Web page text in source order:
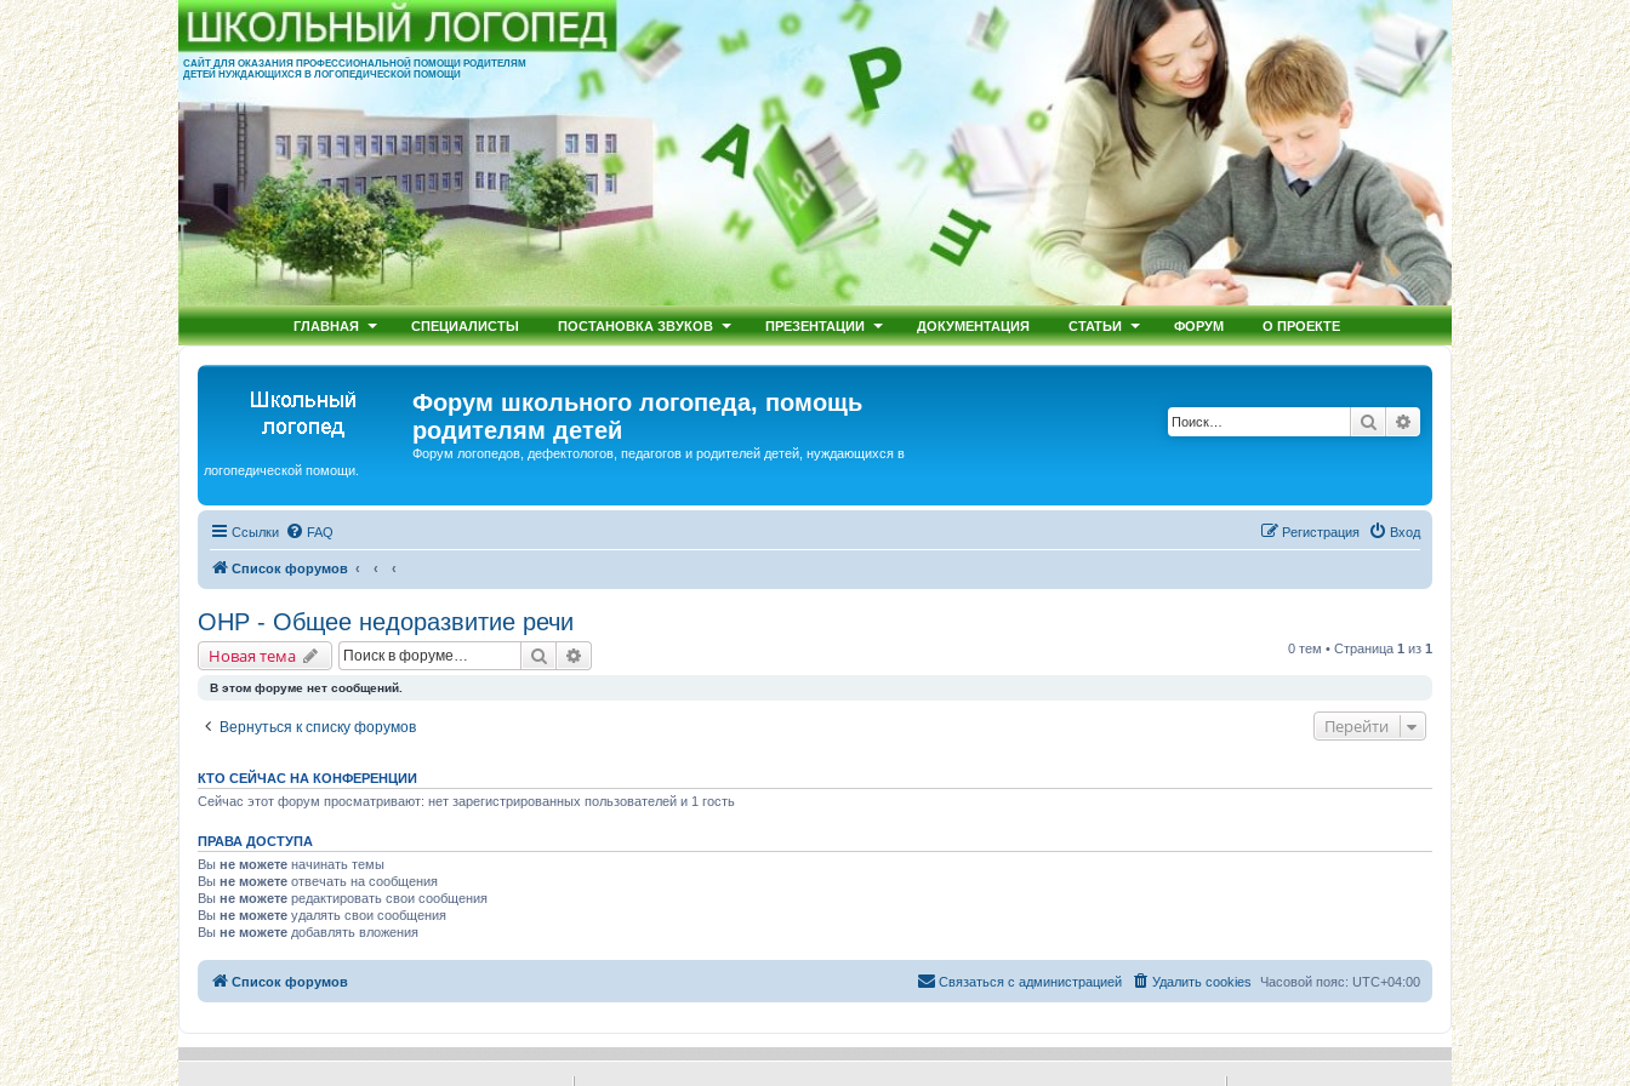
САЙТ ДЛЯ ОКАЗАНИЯ ПРОФЕССИОНАЛЬНОЙ ПОМОЩИ РОДИТЕЛЯМ
ДЕТЕЙ НУЖДАЮЩИХСЯ В ЛОГОПЕДИЧЕСКОЙ ПОМОЩИ
ГЛАВНАЯ СПЕЦИАЛИСТЫ ПОСТАНОВКА ЗВУКОВ ПРЕЗЕНТАЦИИ ДОКУМЕНТАЦИЯ СТАТЬИ ФОРУМ О ПРОЕКТЕ
Форум школьного логопеда, помощь
родителям детей
Форум логопедов, дефектологов, педагогов и родителей детей, нуждающихся в
логопедической помощи.
Поиск Расширенный поиск
Ссылки FAQ Вход
Регистрация
Список форумов
ОНР - Общее недоразвитие речи
Новая тема Поиск 0 тем • Страница 1 из 1
В этом форуме нет сообщений.
Вернуться к списку форумов Перейти
КТО СЕЙЧАС НА КОНФЕРЕНЦИИ
Сейчас этот форум просматривают: нет зарегистрированных пользователей и 1 гость
ПРАВА ДОСТУПА
Вы не можете начинать темы
Вы не можете отвечать на сообщения
Вы не можете редактировать свои сообщения
Вы не можете удалять свои сообщения
Вы не можете добавлять вложения
Список форумов Часовой пояс: UTC+04:00
Удалить cookies
Связаться с администрацией